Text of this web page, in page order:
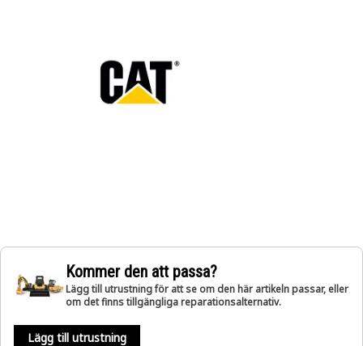
Kommer den att passa?
Lägg till utrustning för att se om den här artikeln passar, eller
om det finns tillgängliga reparationsalternativ.
Lägg till utrustning